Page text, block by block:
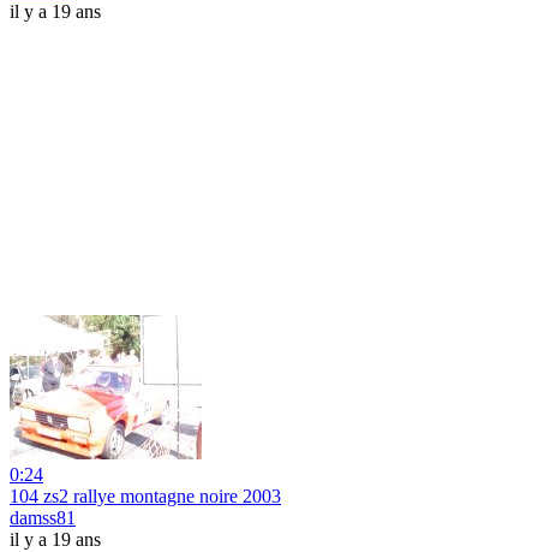
il y a 19 ans
0:24
104 zs2 rallye montagne noire 2003
damss81
il y a 19 ans